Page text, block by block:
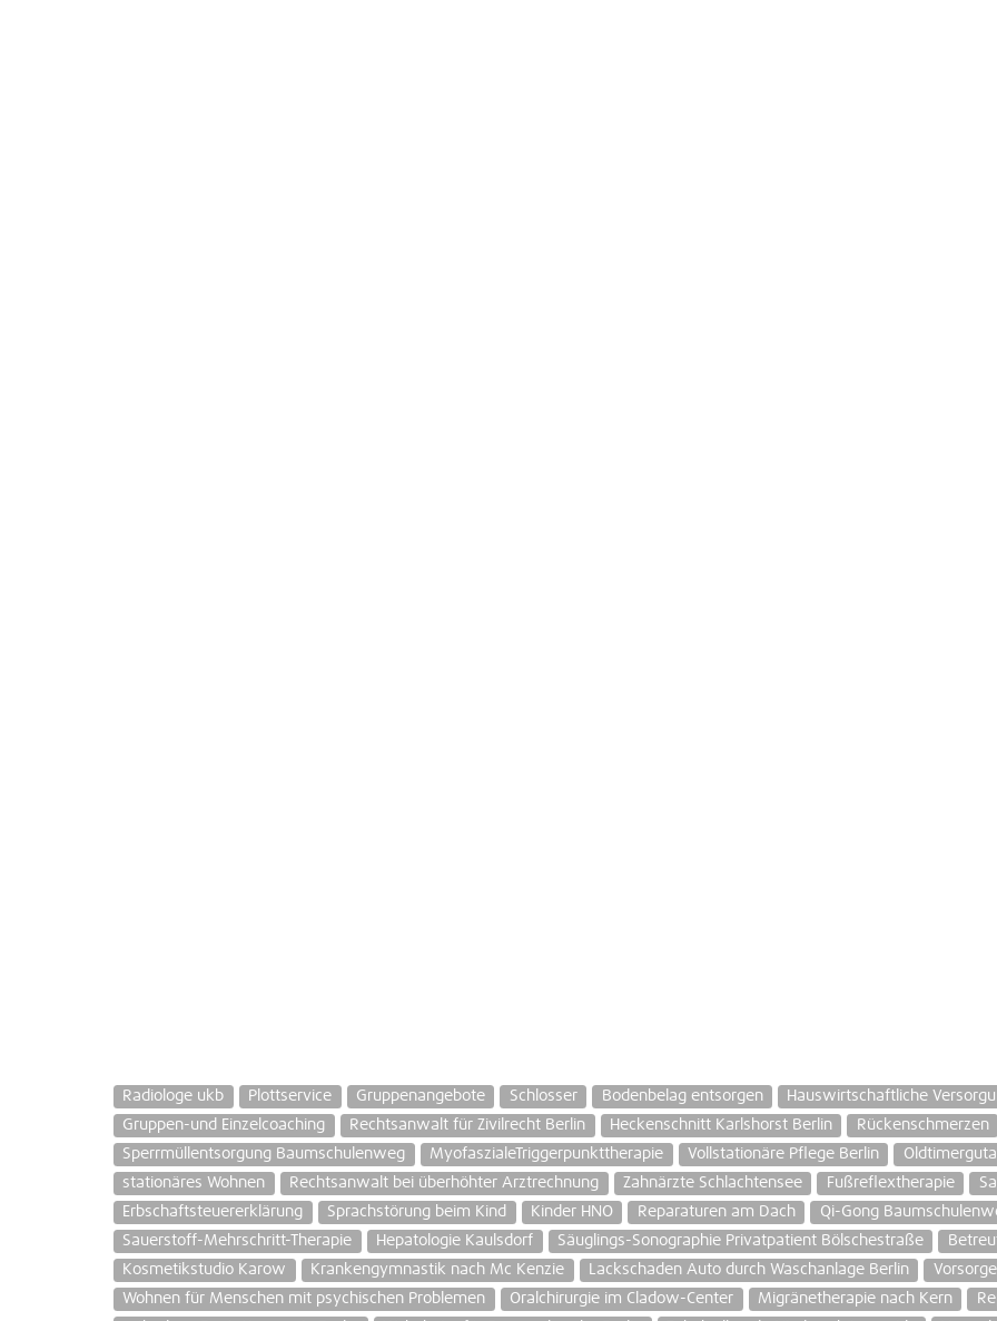
Radiologe ukb Plottservice Gruppenangebote Schlosser Bodenbelag entsorgen Hauswirtschaftliche
Gruppen-und Einzelcoaching
Rechtsanwalt für Zivilrecht Berlin Heckenschnitt Karlshorst Berlin Rückenschmerzen
Sperrmüllentsorgung Baumschulenweg
MyofaszialeTriggerpunkttherapie Vollstationäre Pflege Berlin
stationäres Wohnen
Rechtsanwalt bei überhöhter Arztrechnung Zahnärzte Schlachtensee Fußreflextherapie
Erbschaftsteuererklärung
Sprachstörung beim Kind Kinder HNO Reparaturen am Dach Qi-Gong
Sauerstoff-Mehrschritt-Therapie
Hepatologie Kaulsdorf Säuglings-Sonographie Privatpatient Bölschestraße
Kosmetikstudio Karow
Krankengymnastik nach Mc Kenzie Lackschaden Auto durch Waschanlage Berlin
Wohnen für Menschen mit psychischen Problemen
Oralchirurgie im Cladow-Center Migränetherapie nach Kern